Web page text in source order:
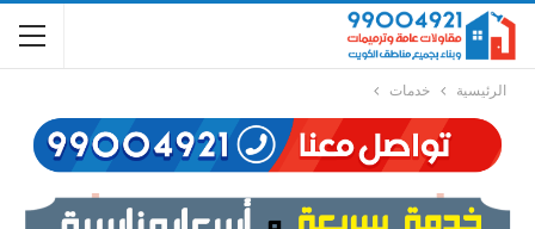
الرئيسية خدمات